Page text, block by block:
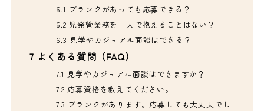
6.1 ブランクがあっても応募できる？
6.2 児発管業務を一人で抱えることはない？
6.3 見学やカジュアル面談はできる？
7 よくある質問（FAQ）
7.1 見学やカジュアル面談はできますか？
7.2 応募資格を教えてください。
7.3 ブランクがあります。応募しても大丈夫でし